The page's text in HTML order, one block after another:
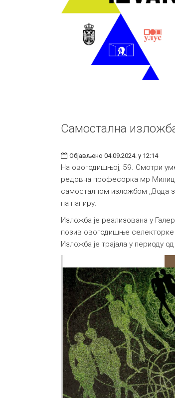
Самостална
Објављено 04.09.2024. у 12:14
На овогодишњој, 59. Смотри
редовна професорка мр
самосталном изложбом ,,Вода
на папиру.
Изложба је реализована у
позив овогодишње селекторке
Изложба је трајала у периоду